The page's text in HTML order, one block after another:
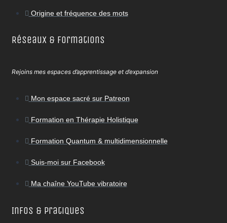
Origine et fréquence des mots
Réseaux & Formations
Rejoins mes espaces d’apprentissage et d’expansion
Mon espace sacré sur Patreon
Formation en Thérapie Holistique
Formation Quantum & multidimensionnelle
Suis-moi sur Facebook
Ma chaîne YouTube vibratoire
Infos & Pratiques